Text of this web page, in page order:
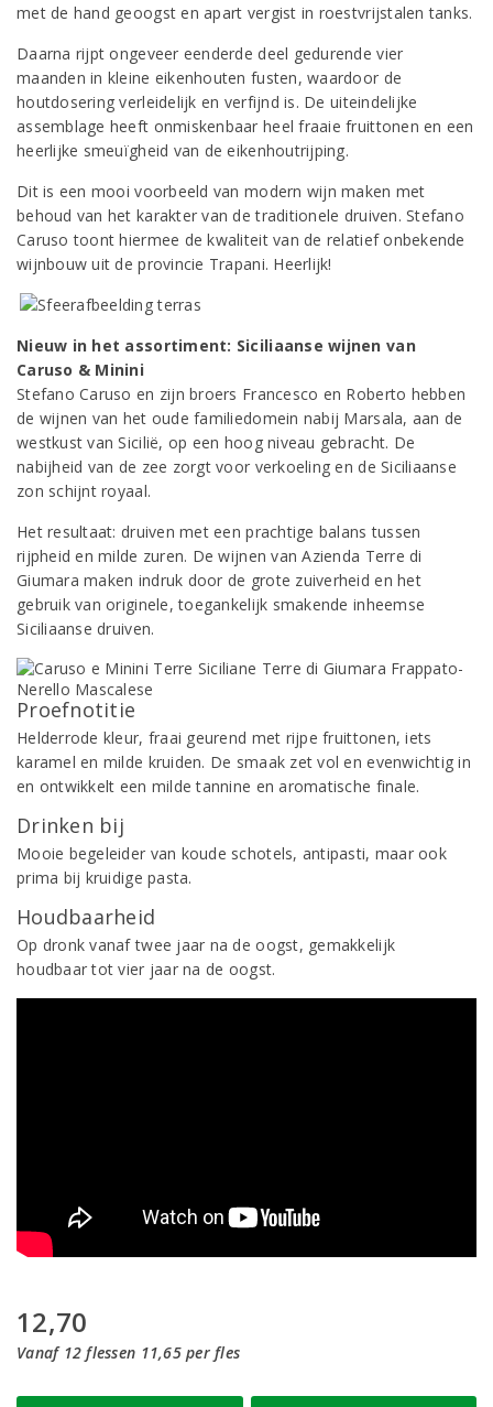
met de hand geoogst en apart vergist in roestvrijstalen tanks.
Daarna rijpt ongeveer eenderde deel gedurende vier
maanden in kleine eikenhouten fusten, waardoor de
houtdosering verleidelijk en verfijnd is. De uiteindelijke
assemblage heeft onmiskenbaar heel fraaie fruittonen en een
heerlijke smeuïgheid van de eikenhoutrijping.
Dit is een mooi voorbeeld van modern wijn maken met
behoud van het karakter van de traditionele druiven. Stefano
Caruso toont hiermee de kwaliteit van de relatief onbekende
wijnbouw uit de provincie Trapani. Heerlijk!
Nieuw in het assortiment: Siciliaanse wijnen van
Caruso & Minini
Stefano Caruso en zijn broers Francesco en Roberto hebben
de wijnen van het oude familiedomein nabij Marsala, aan de
westkust van Sicilië, op een hoog niveau gebracht. De
nabijheid van de zee zorgt voor verkoeling en de Siciliaanse
zon schijnt royaal.
Het resultaat: druiven met een prachtige balans tussen
rijpheid en milde zuren. De wijnen van Azienda Terre di
Giumara maken indruk door de grote zuiverheid en het
gebruik van originele, toegankelijk smakende inheemse
Siciliaanse druiven.
Proefnotitie
Helderrode kleur, fraai geurend met rijpe fruittonen, iets
karamel en milde kruiden. De smaak zet vol en evenwichtig in
en ontwikkelt een milde tannine en aromatische finale.
Drinken bij
Mooie begeleider van koude schotels, antipasti, maar ook
prima bij kruidige pasta.
Houdbaarheid
Op dronk vanaf twee jaar na de oogst, gemakkelijk
houdbaar tot vier jaar na de oogst.
12,70
Vanaf 12 flessen 11,65 per fles